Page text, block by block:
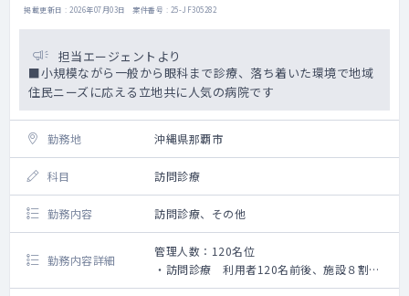
掲載更新日 : 2026年07月03日 案件番号 : 25-JF305282
担当エージェントより
■小規模ながら一般から眼科まで診療、落ち着いた環境で地域
住民ニーズに応える立地共に人気の病院です
勤務地 沖縄県那覇市
科目 訪問診療
勤務内容 訪問診療、その他
勤務内容詳細
管理人数：120名位
・訪問診療 利用者120名前後、施設８割：
個宅２割（20世帯）